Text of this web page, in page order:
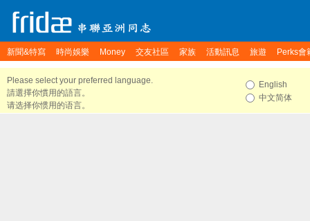
新聞&特寫 時尚娛樂 Money 交友社區 家族 活動訊息 旅遊 Perks會
Please select your preferred language.
請選擇你慣用的語言。
请选择你惯用的语言。
English
中文简体